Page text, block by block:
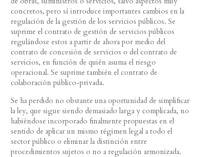
concretos, pero sí introduce importantes cambios en la
regulación de la gestión de los servicios públicos. Se
suprime el contrato de gestión de servicios públicos
regulándose estos a partir de ahora por medio del
contrato de concesión de servicios o del contrato de
servicios, en función de quién asuma el riesgo
operacional. Se suprime también el contrato de
colaboración público-privada.
Se ha perdido no obstante una oportunidad de simplificar
la ley, que sigue siendo demasiado larga y complicada, no
habiéndose incorporado finalmente propuestas en el
sentido de aplicar un mismo régimen legal a todo el
sector público o eliminar la distinción entre
procedimientos sujetos o no a regulación armonizada.